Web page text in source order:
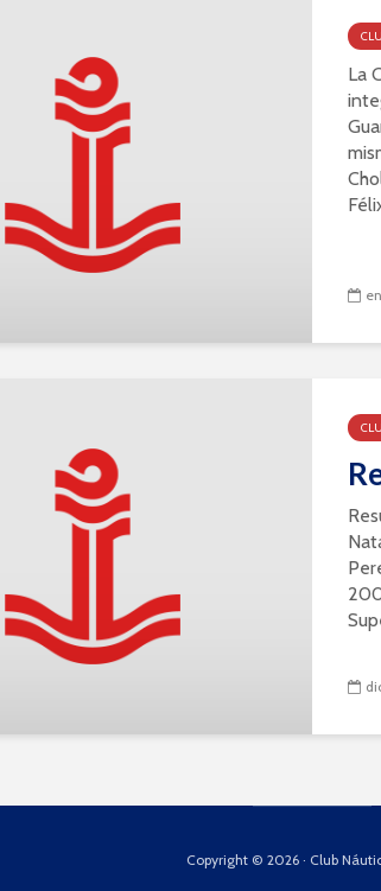
La
Copyright © 2026 · Club